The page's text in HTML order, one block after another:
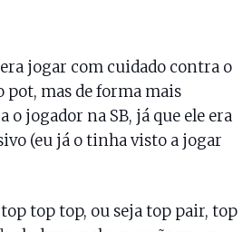
jogar com cuidado contra o
pot, mas de forma mais
o jogador na SB, já que ele era
(eu já o tinha visto a jogar
top top, ou seja top pair, top